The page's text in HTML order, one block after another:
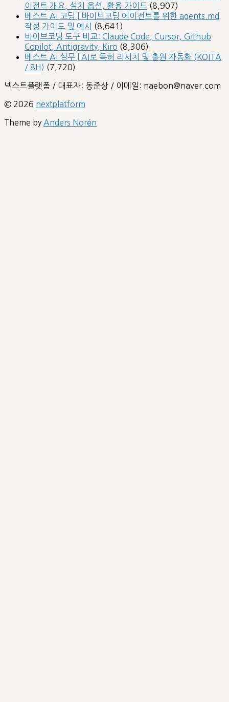
이전트 개요, 설치 옵션, 활용 가이드 (8,907)
베스트 AI 코딩 | 바이브코딩 에이전트를 위한 agents.md
작성 가이드 및 예시
(8,641)
바이브코딩 도구 비교: Claude Code, Cursor, Github
Copilot, Antigravity, Kiro (8,306)
베스트 AI 실무 | AI로 특허 리서치 및 출원 자동화 (KOITA
/ 8H) (7,720)
넥스트플랫폼 / 대표자: 동준상 / 이메일: naebon@naver.com
© 2026 nextplatform
Theme by Anders Norén